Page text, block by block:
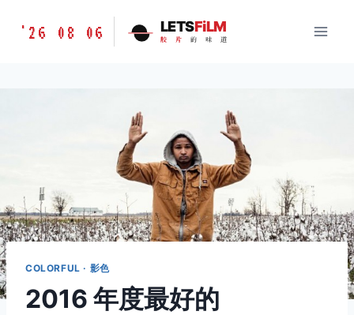
胶
'26 08 06 LETSFiLM
胶 片 的 味 道
COLORFUL · 影色
2016 年度最好的